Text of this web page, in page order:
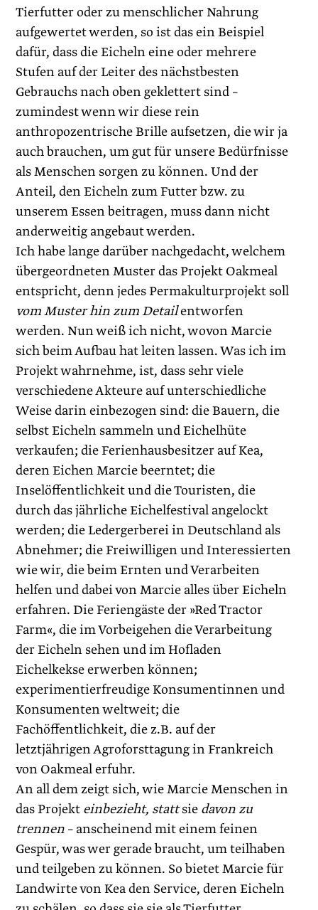
Tierfutter oder zu menschlicher Nahrung
aufgewertet werden, so ist das ein Beispiel
dafür, dass die Eicheln eine oder mehrere
Stufen auf der Leiter des nächstbesten
Gebrauchs nach oben geklettert sind –
zumindest wenn wir diese rein
anthropozentrische Brille aufsetzen, die wir ja
auch brauchen, um gut für unsere Bedürfnisse
als Menschen sorgen zu können. Und der
Anteil, den Eicheln zum Futter bzw. zu
unserem Essen beitragen, muss dann nicht
anderweitig angebaut werden.
Ich habe lange darüber nachgedacht, welchem
übergeordneten Muster das Projekt Oakmeal
entspricht, denn jedes Permakulturprojekt soll
vom Muster hin zum Detailentworfen
werden. Nun weiß ich nicht, wovon Marcie
sich beim Aufbau hat leiten lassen. Was ich im
Projekt wahrnehme, ist, dass sehr viele
verschiedene Akteure auf unterschiedliche
Weise darin einbezogen sind: die Bauern, die
selbst Eicheln sammeln und Eichelhüte
verkaufen; die Ferienhausbesitzer auf Kea,
deren Eichen Marcie beerntet; die
Inselöffentlichkeit und die Touristen, die
durch das jährliche Eichelfestival angelockt
werden; die Ledergerberei in Deutschland als
Abnehmer; die Freiwilligen und Interessierten
wie wir, die beim Ernten und Verarbeiten
helfen und dabei von Marcie alles über Eicheln
erfahren. Die Feriengäste der »Red Tractor
Farm«, die im Vorbeigehen die Verarbeitung
der Eicheln sehen und im Hofladen
Eichelkekse erwerben können;
experimentierfreudige Konsumentinnen und
Konsumenten weltweit; die
Fachöffentlichkeit, die z.B. auf der
letztjährigen Agroforsttagung in Frankreich
von Oakmeal erfuhr.
An all dem zeigt sich, wie Marcie Menschen in
das Projekt einbezieht, stattsie davon zu
trennen – anscheinend mit einem feinen
Gespür, was wer gerade braucht, um teilhaben
und teilgeben zu können. So bietet Marcie für
Landwirte von Kea den Service, deren Eicheln